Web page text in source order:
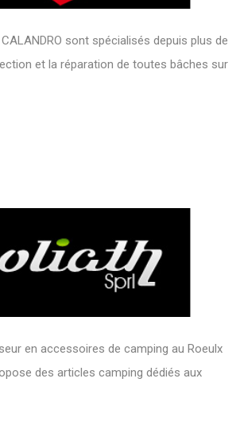
sont spécialisés depuis plus de
et la réparation de toutes bâches sur
en accessoires de camping au Roeulx
des articles camping dédiés aux